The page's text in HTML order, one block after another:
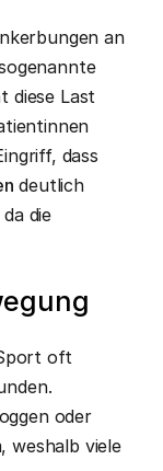
an
diese Last
dass
deutlich
die
oft
oder
weshalb viele